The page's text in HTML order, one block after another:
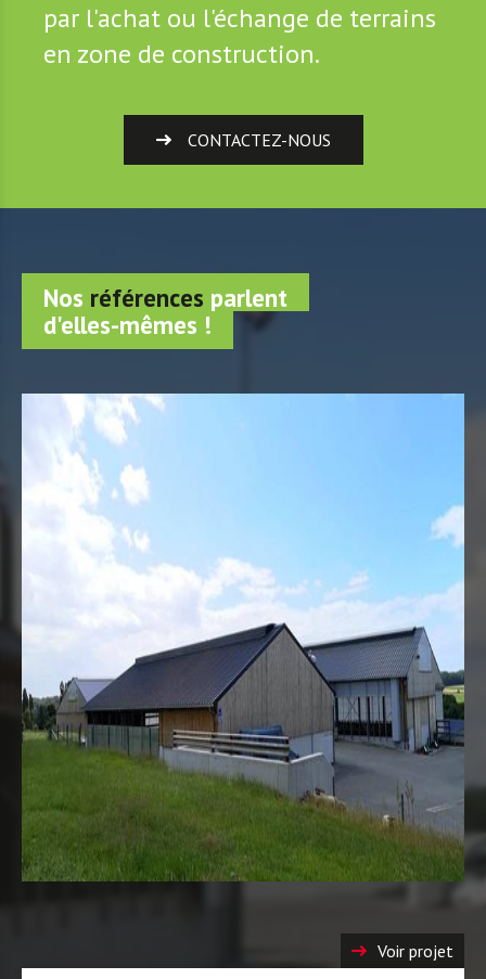
par l'achat ou l'échange de terrains
en zone de construction.
CONTACTEZ-NOUS
Nos références parlent
d'elles-mêmes !
Voir projet